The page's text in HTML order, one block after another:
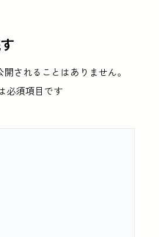
されることはありません。
必須項目です